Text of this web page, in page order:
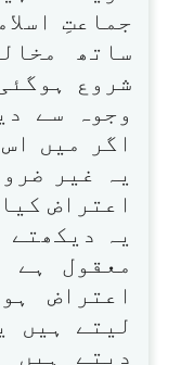
جماعتِ
ساتھ
شروع
وجوہ سے
اگر میں
یہ غیر
اعتراض
یہ
معقول ہے
اعتراض
لیتے ہیں
دیتے ہیں